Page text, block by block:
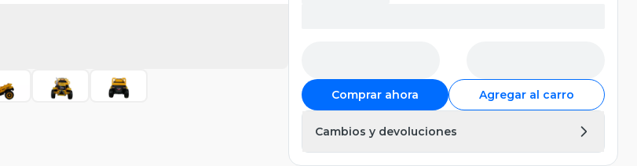
Comprar ahora Agregar al carro
Cambios y devoluciones